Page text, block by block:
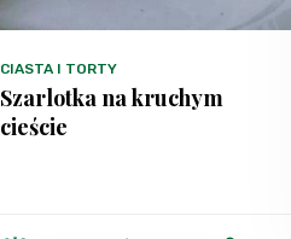
CIASTA I TORTY
Szarlotka na kruchym
cieście